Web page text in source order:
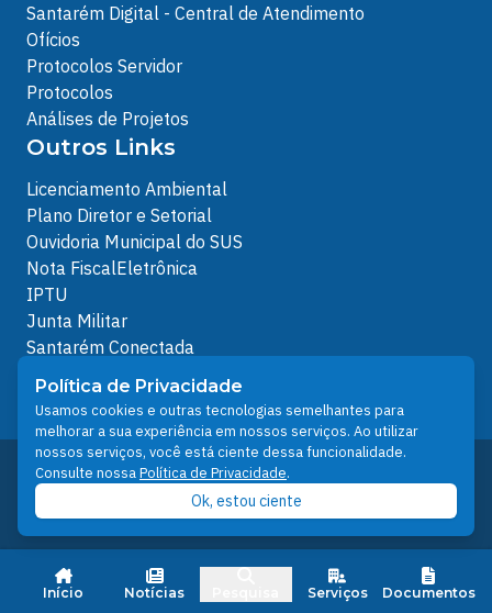
Início Notícias Serviços Documentos
Santarém Digital - Central de Atendimento
Ofícios
Protocolos Servidor
Protocolos
Análises de Projetos
Outros Links
Licenciamento Ambiental
Plano Diretor e Setorial
Ouvidoria Municipal do SUS
Nota FiscalEletrônica
IPTU
Junta Militar
Santarém Conectada
Política de Privacidade
People illustrations by Storyset
Desenvolvido pelo Núcleo Técnico de Gestão de
Tecnologia da Informação - NTI
Prefeitura de Santarém © 2026
Política de Privacidade
Usamos cookies e outras tecnologias semelhantes para
melhorar a sua experiência em nossos serviços. Ao utilizar
nossos serviços, você está ciente dessa funcionalidade.
Consulte nossaPolítica de Privacidade.
Ok, estou ciente